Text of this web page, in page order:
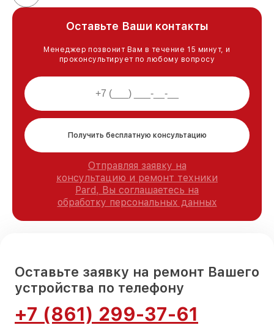
Оставьте Ваши контакты
Менеджер позвонит Вам в течение 15 минут, и
проконсультирует по любому вопросу
Получить бесплатную консультацию
Отправляя заявку на
консультацию и ремонт техники
Pard, Вы соглашаетесь на
обработку персональных данных
Оставьте заявку на ремонт Вашего
устройства по телефону
+7 (861) 299-37-61